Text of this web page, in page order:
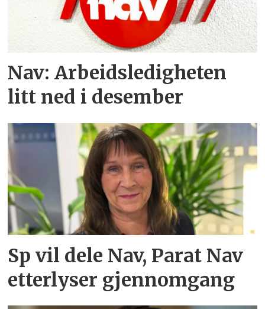
Nav: Arbeidsledigheten
litt ned i desember
Sp vil dele Nav, Parat Nav
etterlyser gjennomgang